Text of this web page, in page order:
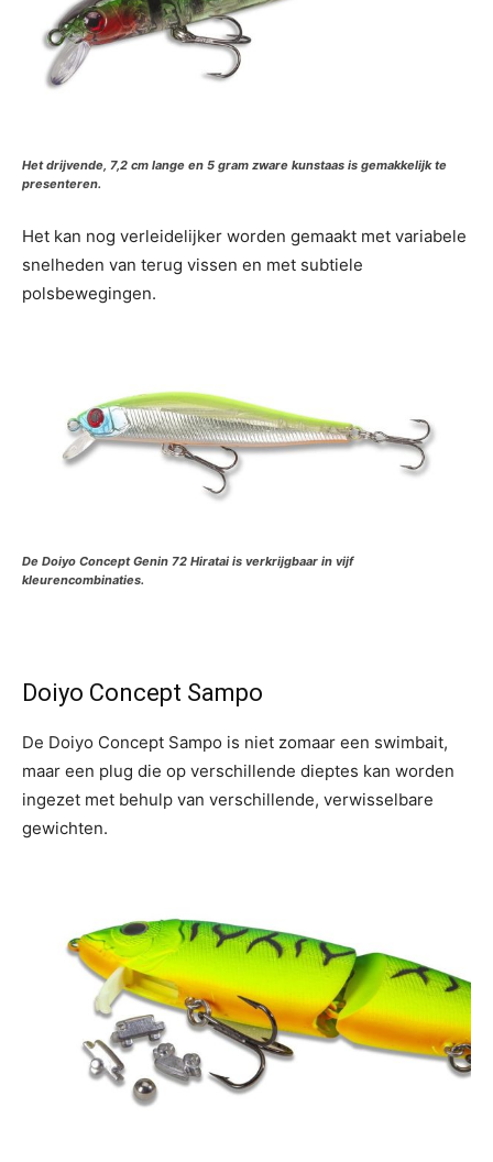
Het drijvende, 7,2 cm lange en 5 gram zware kunstaas is gemakkelijk te
presenteren.
Het kan nog verleidelijker worden gemaakt met variabele
snelheden van terug vissen en met subtiele
polsbewegingen.
De Doiyo Concept Genin 72 Hiratai is verkrijgbaar in vijf
kleurencombinaties.
Doiyo Concept Sampo
De Doiyo Concept Sampo is niet zomaar een swimbait,
maar een plug die op verschillende dieptes kan worden
ingezet met behulp van verschillende, verwisselbare
gewichten.